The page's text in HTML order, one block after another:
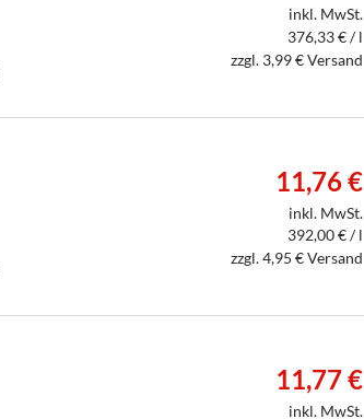
inkl. MwSt.
376,33 € / l
zzgl. 3,99 € Versand
11,76 €
inkl. MwSt.
392,00 € / l
zzgl. 4,95 € Versand
11,77 €
inkl. MwSt.